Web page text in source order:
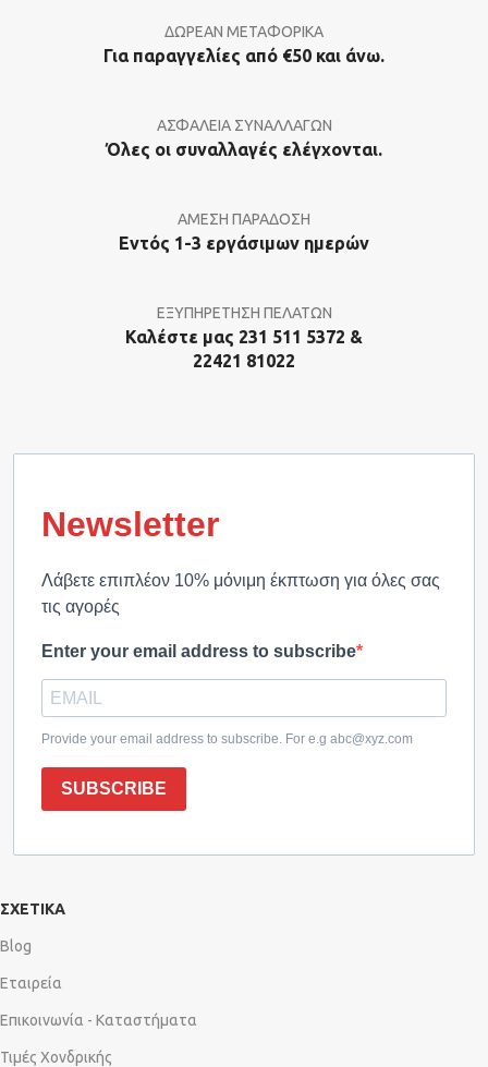
ΔΩΡΕΑΝ ΜΕΤΑΦΟΡΙΚΑ
Για παραγγελίες από €50 και άνω.
ΑΣΦΑΛΕΙΑ ΣΥΝΑΛΛΑΓΩΝ
Όλες οι συναλλαγές ελέγχονται.
ΑΜΕΣΗ ΠΑΡΑΔΟΣΗ
Εντός 1-3 εργάσιμων ημερών
ΕΞΥΠΗΡΕΤΗΣΗ ΠΕΛΑΤΩΝ
Καλέστε μας 231 511 5372 &
22421 81022
Newsletter
Λάβετε επιπλέον 10% μόνιμη έκπτωση για όλες σας
τις αγορές
Enter your email address to subscribe
Provide your email address to subscribe. For e.g abc@xyz.com
SUBSCRIBE
ΣΧΕΤΙΚΑ
Blog
Εταιρεία
Επικοινωνία - Καταστήματα
Τιμές Χονδρικής